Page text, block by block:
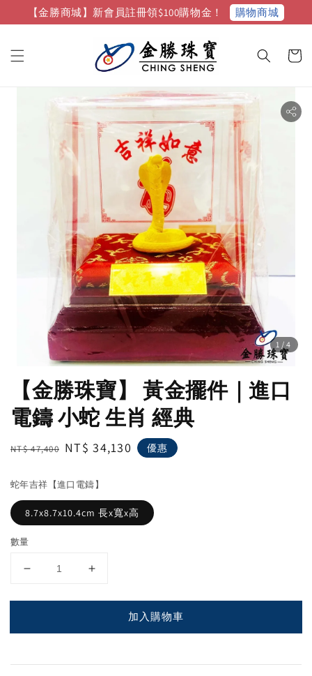
【金勝商城】新會員註冊領$100購物金！ 購物商城
1 /4
【金勝珠寶】 黃金擺件｜進口
電鑄 小蛇 生肖 經典
Regular
NT$ 47,400 Sale
NT$ 34,130 優惠
蛇年吉祥【進口電鑄】
8.7x8.7x10.4cm 長x寬x高
數量
加入購物車